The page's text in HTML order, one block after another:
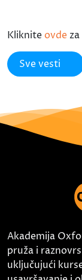
Kliknite ovde
Sve vesti
Akademija
pruža i
uključujući